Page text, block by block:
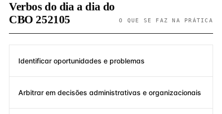
Verbos do dia a dia do
CBO 252105
O QUE SE FAZ NA PRÁTICA
Identificar oportunidades e problemas
Arbitrar em decisões administrativas e organizacionais